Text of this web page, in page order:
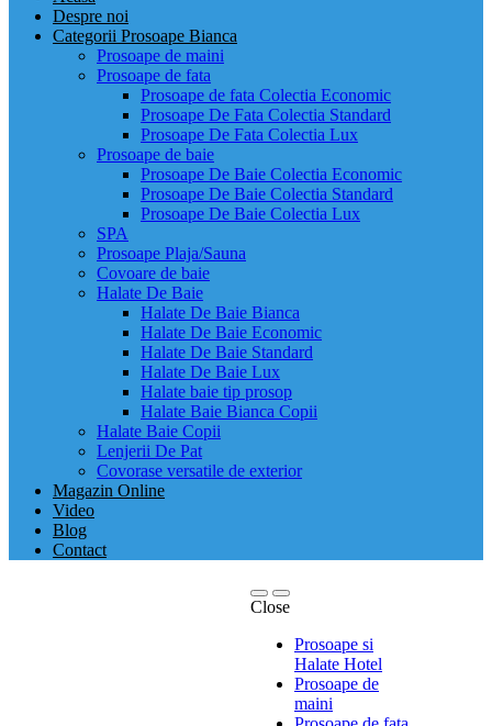
Despre noi
Categorii Prosoape Bianca
Prosoape de maini
Prosoape de fata
Prosoape de fata Colectia Economic
Prosoape De Fata Colectia Standard
Prosoape De Fata Colectia Lux
Prosoape de baie
Prosoape De Baie Colectia Economic
Prosoape De Baie Colectia Standard
Prosoape De Baie Colectia Lux
SPA
Prosoape Plaja/Sauna
Covoare de baie
Halate De Baie
Halate De Baie Bianca
Halate De Baie Economic
Halate De Baie Standard
Halate De Baie Lux
Halate baie tip prosop
Halate Baie Bianca Copii
Halate Baie Copii
Lenjerii De Pat
Covorase versatile de exterior
Magazin Online
Video
Blog
Contact
Close
Prosoape si
Halate Hotel
Prosoape de
maini